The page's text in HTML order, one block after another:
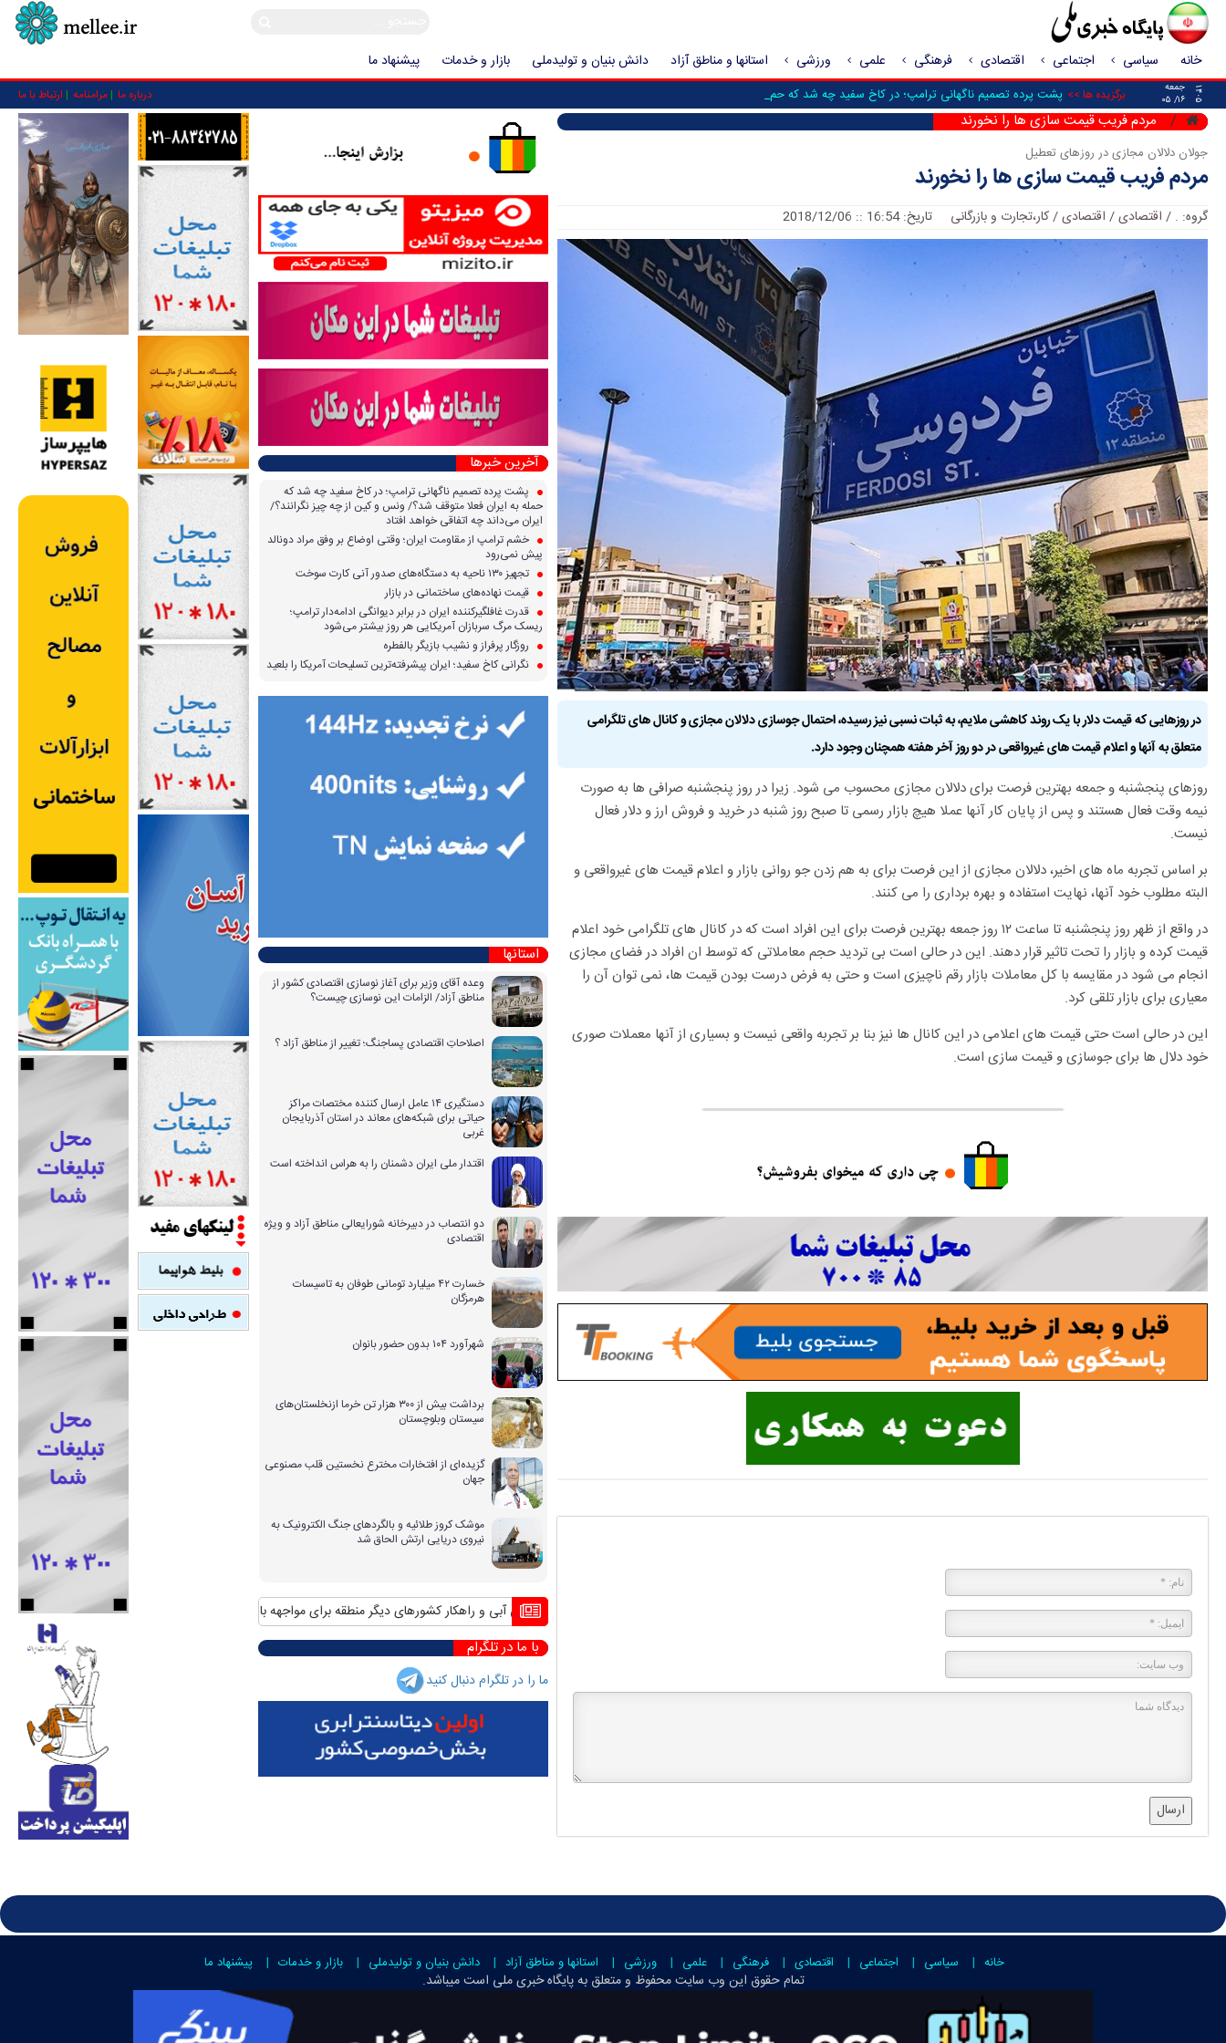
خانه سیاسی اجتماعی اقتصادی فرهنگی علمی ورزشی استانها و مناطق آزاد دانش بنیان و تولیدملی بازار و خدمات پیشنهاد ما
۱۴۰۵
جمعه
۱۶/ ۰۵
برگزیده ها >> پشت پرده تصمیم ناگهانی ترامپ؛ در کاخ سفید چه شد که حمله به ایران _ درباره ما مرامنامه ارتباط با ما
مردم فریب قیمت سازی ها را نخورند
جولان دلالان مجازی در روزهای تعطیل
مردم فریب قیمت سازی ها را نخورند
گروه: .
/ اقتصادی/ اقتصادی / کار،تجارت و بازرگانی تاریخ: 16:54 :: 2018/12/06
در روزهایی که قیمت دلار با یک روند کاهشی ملایم، به ثبات نسبی نیز رسیده، احتمال جوسازی دلالان مجازی و کانال های تلگرامی
متعلق به آنها و اعلام قیمت های غیرواقعی در دو روز آخر هفته همچنان وجود دارد.
روزهای پنجشنبه و جمعه بهترین فرصت برای دلالان مجازی محسوب می شود. زیرا در روز پنجشنبه صرافی ها به صورت
نیمه وقت فعال هستند و پس از پایان کار آنها عملا هیچ بازار رسمی تا صبح روز شنبه در خرید و فروش ارز و دلار فعال
نیست.
بر اساس تجربه ماه های اخیر، دلالان مجازی از این فرصت برای به هم زدن جو روانی بازار و اعلام قیمت های غیرواقعی و
البته مطلوب خود آنها، نهایت استفاده و بهره برداری را می کنند.
در واقع از ظهر روز پنجشنبه تا ساعت ۱۲ روز جمعه بهترین فرصت برای این افراد است که در کانال های تلگرامی خود اعلام
قیمت کرده و بازار را تحت تاثیر قرار دهند. این در حالی است بی تردید حجم معاملاتی که توسط ان افراد در فضای مجازی
انجام می شود در مقایسه با کل معاملات بازار رقم ناچیزی است و حتی به فرض درست بودن قیمت ها، نمی توان آن را
معیاری برای بازار تلقی کرد.
این در حالی است حتی قیمت های اعلامی در این کانال ها نیز بنا بر تجربه واقعی نیست و بسیاری از آنها معملات صوری
خود دلال ها برای جوسازی و قیمت سازی است.
ارسال
آخرین خبرها
پشت پرده تصمیم ناگهانی ترامپ؛ در کاخ سفید چه شد که
حمله به ایران فعلا متوقف شد؟/ ونس و کین از چه چیز نگرانند؟/
ایران می‌داند چه اتفاقی خواهد افتاد
خشم ترامپ از مقاومت ایران؛ وقتی اوضاع بر وفق مراد دونالد
پیش نمی‌رود
تجهیز ۱۳۰ ناحیه به دستگاه‌های صدور آنی کارت سوخت
قیمت نهاده‌های ساختمانی در بازار
قدرت غافلگیرکننده ایران در برابر دیوانگی ادامه‌دار ترامپ؛
ریسک مرگ سربازان آمریکایی هر روز بیشتر می‌شود
روزگار پرفراز و نشیب بازیگر بالفطره
نگرانی کاخ سفید؛ ایران پیشرفته‌ترین تسلیحات آمریکا را بلعید
استانها
وعده آقای وزیر برای آغاز نوسازی اقتصادی کشور از
مناطق آزاد/ الزامات این نوسازی چیست؟
اصلاحاتِ اقتصادی پساجنگ؛ تغییر از مناطق آزاد ؟
دستگیری ۱۴ عامل ارسال کننده مختصات مراکز
حیاتی برای شبکه‌های معاند در استان آذربایجان
غربی
اقتدار ملی ایران دشمنان را به هراس انداخته است
دو انتصاب در دبیرخانه شورایعالی مناطق آزاد و ویژه
اقتصادی
خسارت ۴۲ میلیارد تومانی طوفان به تاسیسات
هرمزگان
شهرآورد ۱۰۴ بدون حضور بانوان
برداشت بیش از ۳۰۰ هزار تن خرما ازنخلستان‌های
سیستان وبلوچستان
گزیده‌ای از افتخارات مخترع نخستین قلب مصنوعی
جهان
موشک کروز طلائیه و بالگردهای جنگ الکترونیک به
نیروی دریایی ارتش الحاق شد
بحران بی آبی و راهکار کشورهای دیگر منطقه برای مواجهه با آن منافع پایدار ایران در شانگهای چیست؟ استقبال رسمی
با ما در تلگرام
ما را در تلگرام دنبال کنید
خانه سیاسی اجتماعی اقتصادی فرهنگی علمی ورزشی استانها و مناطق آزاد دانش بنیان و تولیدملی بازار و خدمات پیشنهاد ما
تمام حقوق این وب سایت محفوظ و متعلق بهپایگاه خبری ملی استمیباشد.